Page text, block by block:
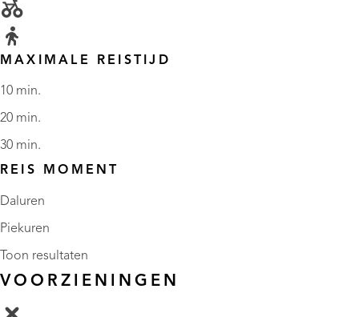
MAXIMALE REISTIJD
10 min.
20 min.
30 min.
REIS MOMENT
Daluren
Piekuren
Toon resultaten
VOORZIENINGEN